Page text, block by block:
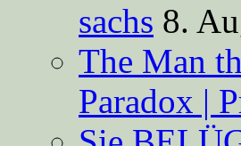
sachs 8.
The Man
Paradox |